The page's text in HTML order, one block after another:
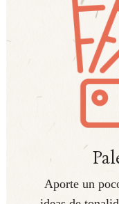
Aporte un